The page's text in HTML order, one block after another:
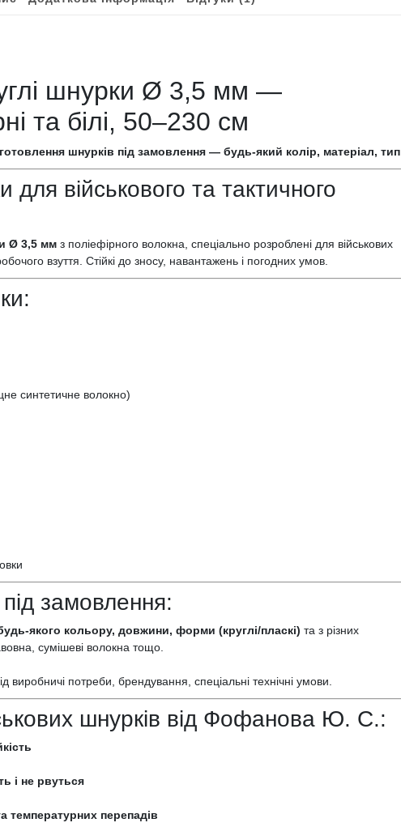
шнурки Ø 3,5 мм —
та білі, 50–230 см
шнурків під замовлення — будь-який колір, матеріал, тип
для військового та тактичного
Ø 3,5 мм з поліефірного волокна, спеціально розроблені для військових
взуття. Стійкі до зносу, навантажень і погодних умов.
синтетичне волокно)
замовлення:
якого кольору, довжини, форми (круглі/пласкі) та з різних
сумішеві волокна тощо.
виробничі потреби, брендування, спеціальні технічні умови.
шнурків від Фофанова Ю. С.:
і не рвуться
температурних перепадів